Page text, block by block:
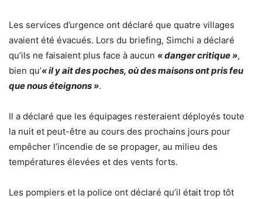
Les services d’urgence ont déclaré que quatre villages
avaient été évacués. Lors du briefing, Simchi a déclaré
qu’ils ne faisaient plus face à aucun « danger critique »,
bien qu’« il y ait des poches, où des maisons ont pris feu
que nous éteignons ».
Il a déclaré que les équipages resteraient déployés toute
la nuit et peut-être au cours des prochains jours pour
empêcher l’incendie de se propager, au milieu des
températures élevées et des vents forts.
Les pompiers et la police ont déclaré qu’il était trop tôt